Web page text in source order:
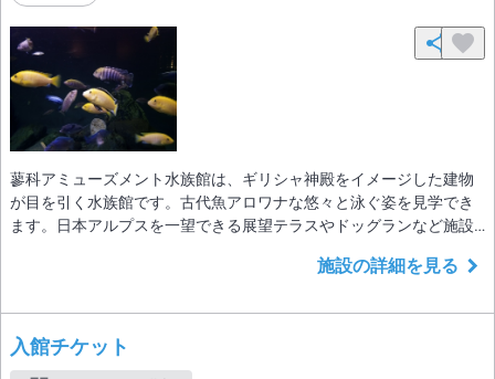
蓼科アミューズメント水族館は、ギリシャ神殿をイメージした建物
が目を引く水族館です。古代魚アロワナな悠々と泳ぐ姿を見学でき
ます。日本アルプスを一望できる展望テラスやドッグランなど施設
施設の詳細を見る
入館チケット